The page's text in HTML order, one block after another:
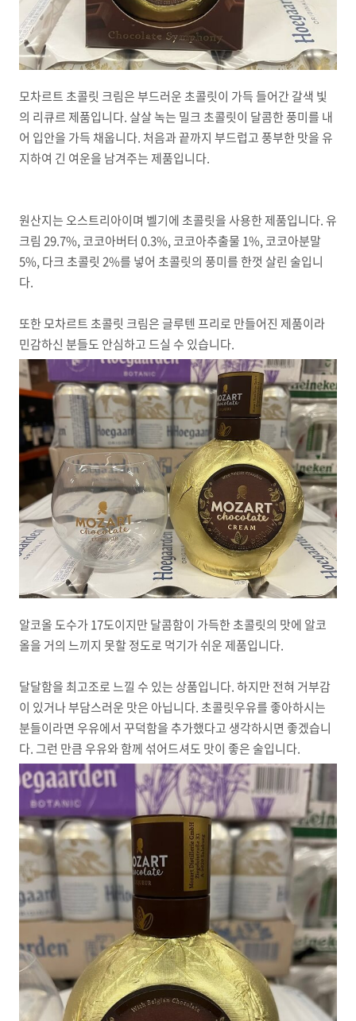
모차르트 초콜릿 크림은 부드러운 초콜릿이 가득 들어간 갈색 빛
의 리큐르 제품입니다. 살살 녹는 밀크 초콜릿이 달콤한 풍미를 내
어 입안을 가득 채웁니다. 처음과 끝까지 부드럽고 풍부한 맛을 유
지하여 긴 여운을 남겨주는 제품입니다.
원산지는 오스트리아이며 벨기에 초콜릿을 사용한 제품입니다. 유
크림 29.7%, 코코아버터 0.3%, 코코아추출물 1%, 코코아분말
5%, 다크 초콜릿 2%를 넣어 초콜릿의 풍미를 한껏 살린 술입니
다.
또한 모차르트 초콜릿 크림은 글루텐 프리로 만들어진 제품이라
민감하신 분들도 안심하고 드실 수 있습니다.
알코올 도수가 17도이지만 달콤함이 가득한 초콜릿의 맛에 알코
올을 거의 느끼지 못할 정도로 먹기가 쉬운 제품입니다.
달달함을 최고조로 느낄 수 있는 상품입니다. 하지만 전혀 거부감
이 있거나 부담스러운 맛은 아닙니다. 초콜릿우유를 좋아하시는
분들이라면 우유에서 꾸덕함을 추가했다고 생각하시면 좋겠습니
다. 그런 만큼 우유와 함께 섞어드셔도 맛이 좋은 술입니다.